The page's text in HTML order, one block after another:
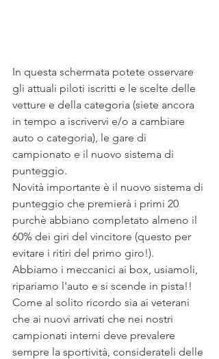
In questa schermata potete osservare
gli attuali piloti iscritti e le scelte delle
vetture e della categoria (siete ancora
in tempo a iscrivervi e/o a cambiare
auto o categoria), le gare di
campionato e il nuovo sistema di
punteggio.
Novità importante è il nuovo sistema di
punteggio che premierà i primi 20
purchè abbiano completato almeno il
60% dei giri del vincitore (questo per
evitare i ritiri del primo giro!).
Abbiamo i meccanici ai box, usiamoli,
ripariamo l'auto e si scende in pista!!
Come al solito ricordo sia ai veterani
che ai nuovi arrivati che nei nostri
campionati interni deve prevalere
sempre la sportività, considerateli delle